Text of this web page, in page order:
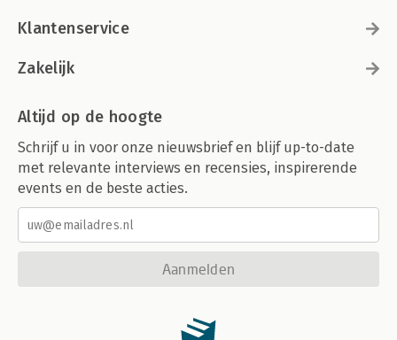
Klantenservice
Zakelijk
Altijd op de hoogte
Schrijf u in voor onze nieuwsbrief en blijf up-to-date
met relevante interviews en recensies, inspirerende
events en de beste acties.
Aanmelden